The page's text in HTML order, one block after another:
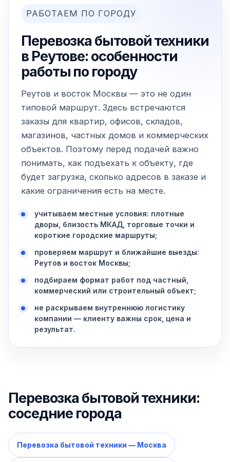
РАБОТАЕМ ПО ГОРОДУ
Перевозка бытовой техники
в Реутове: особенности
работы по городу
Реутов и восток Москвы — это не один
типовой маршрут. Здесь встречаются
заказы для квартир, офисов, складов,
магазинов, частных домов и коммерческих
объектов. Поэтому перед подачей важно
понимать, как подъехать к объекту, где
будет загрузка, сколько адресов в заказе и
какие ограничения есть на месте.
учитываем местные условия: плотные
дворы, близость МКАД, торговые точки и
короткие городские маршруты;
проверяем маршрут и ближайшие выезды:
Реутов и восток Москвы;
подбираем формат работ под частный,
коммерческий или строительный объект;
не раскрываем внутреннюю логистику
компании — клиенту важны срок, цена и
результат.
Перевозка бытовой техники:
соседние города
Перевозка бытовой техники — Москва